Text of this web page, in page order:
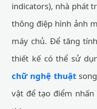
indicators), nhà phát
thông điệp hình ảnh
máy chủ. Để tăng
thiết kế có thể sử
chữ nghệ thuật
vật để tạo điểm